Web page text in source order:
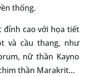
thống.
đỉnh cao với họa tiết
và cầu thang, như
nữ thần Kayno
thần Marakrit…